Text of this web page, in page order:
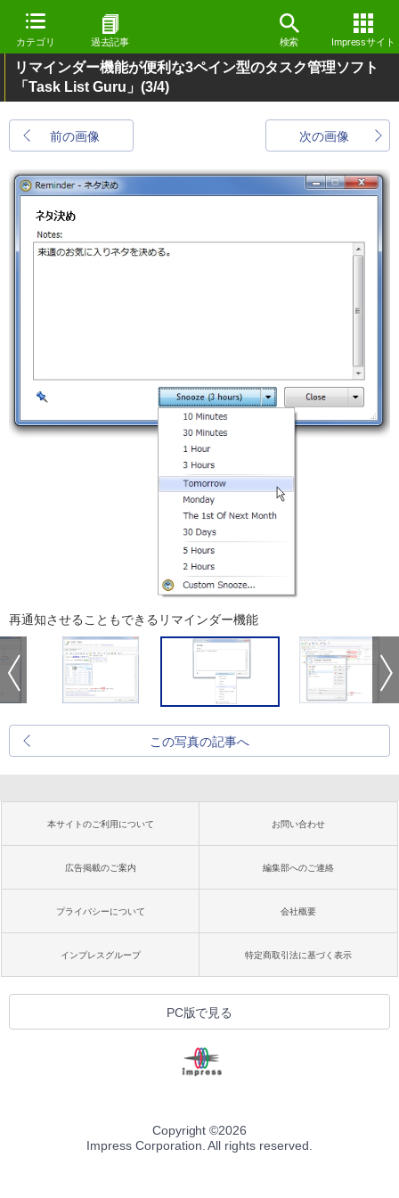
カテゴリ 過去記事 検索 Impressサイト
リマインダー機能が便利な3ペイン型のタスク管理ソフト
「Task List Guru」 (3/4)
前の画像 次の画像
再通知させることもできるリマインダー機能
この写真の記事へ
本サイトのご利用について お問い合わせ
広告掲載のご案内 編集部へのご連絡
プライバシーについて 会社概要
インプレスグループ 特定商取引法に基づく表示
PC版で見る
Copyright ©2026
Impress Corporation. All rights reserved.